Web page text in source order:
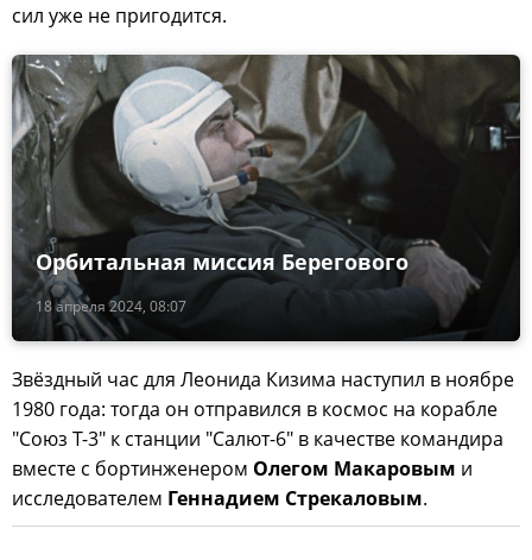
сил уже не пригодится.
18 апреля 2024, 08:07
Орбитальная миссия Берегового
Звёздный час для Леонида Кизима наступил в ноябре
1980 года: тогда он отправился в космос на корабле
"Союз Т-3" к станции "Салют-6" в качестве командира
вместе с бортинженером Олегом Макаровым и
исследователем Геннадием Стрекаловым.